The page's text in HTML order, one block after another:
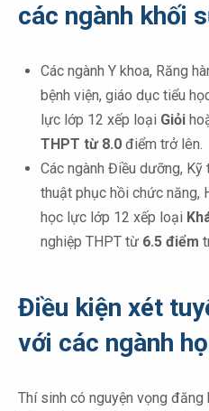
các ngành khối
Các ngành Y khoa, Răng
bệnh viện, giáo dục tiểu
lực lớp 12 xếp loại Giỏi
THPT từ 8.0 điểm trở lên.
Các ngành Điều dưỡng,
thuật phục hồi chức năng,
học lực lớp 12 xếp loại
nghiệp THPT từ 6.5 điểm
Điều kiện xét
với các ngành
Thí sinh có nguyện vọng đăng